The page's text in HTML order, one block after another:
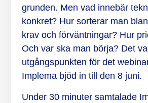
grunden. Men vad innebär
konkret? Hur sorterar man
krav och förväntningar? Hur
Och var ska man börja? Det
utgångspunkten för det
Implema bjöd in till den 8 juni.
Under 30 minuter samtalade